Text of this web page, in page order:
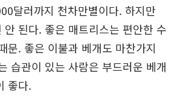
달러까지 천차만별이다. 하지만
안 된다. 좋은 매트리스는 편안한 수
문. 좋은 이불과 베개도 마찬가지
습관이 있는 사람은 부드러운 베개
좋다.